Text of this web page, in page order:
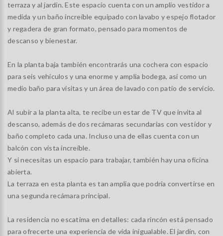
terraza y al jardín. Este espacio cuenta con un amplio vestidor a
medida y un baño increíble equipado con lavabo y espejo flotador
y regadera de gran formato, pensado para momentos de
descanso y bienestar.
En la planta baja también encontrarás una cochera con espacio
para seis vehículos y una enorme y amplia bodega, así como un
medio baño para visitas y un área de lavado con patio de servicio.
Al subir a la planta alta, te recibe un estar de TV que invita al
descanso, además de dos recámaras secundarias con vestidor y
baño completo cada una. Incluso una de ellas cuenta con un
balcón con vista increíble.
Y si necesitas un espacio para trabajar, también hay una oficina
abierta.
La terraza en esta planta es tan amplia que podría convertirse en
una segunda recámara principal.
La residencia no escatima en detalles: cada rincón está pensado
para ofrecerte una experiencia de vida inigualable. El jardín, con